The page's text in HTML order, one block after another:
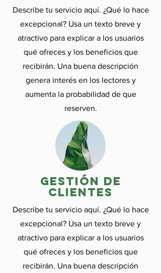
Describe tu servicio aquí. ¿Qué lo hace
excepcional? Usa un texto breve y
atractivo para explicar a los usuarios
qué ofreces y los beneficios que
recibirán. Una buena descripción
genera interés en los lectores y
aumenta la probabilidad de que
reserven.
gestión de
clientes
Describe tu servicio aquí. ¿Qué lo hace
excepcional? Usa un texto breve y
atractivo para explicar a los usuarios
qué ofreces y los beneficios que
recibirán. Una buena descripción